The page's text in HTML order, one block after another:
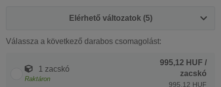
Elérhető változatok (5)
Válassza a következő darabos csomagolást:
1 zacskó
Raktáron
995,12 HUF /
zacskó
995,12 HUF